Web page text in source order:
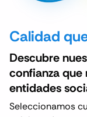
Calidad
Descubre
confianza que
entidades
Seleccionamos